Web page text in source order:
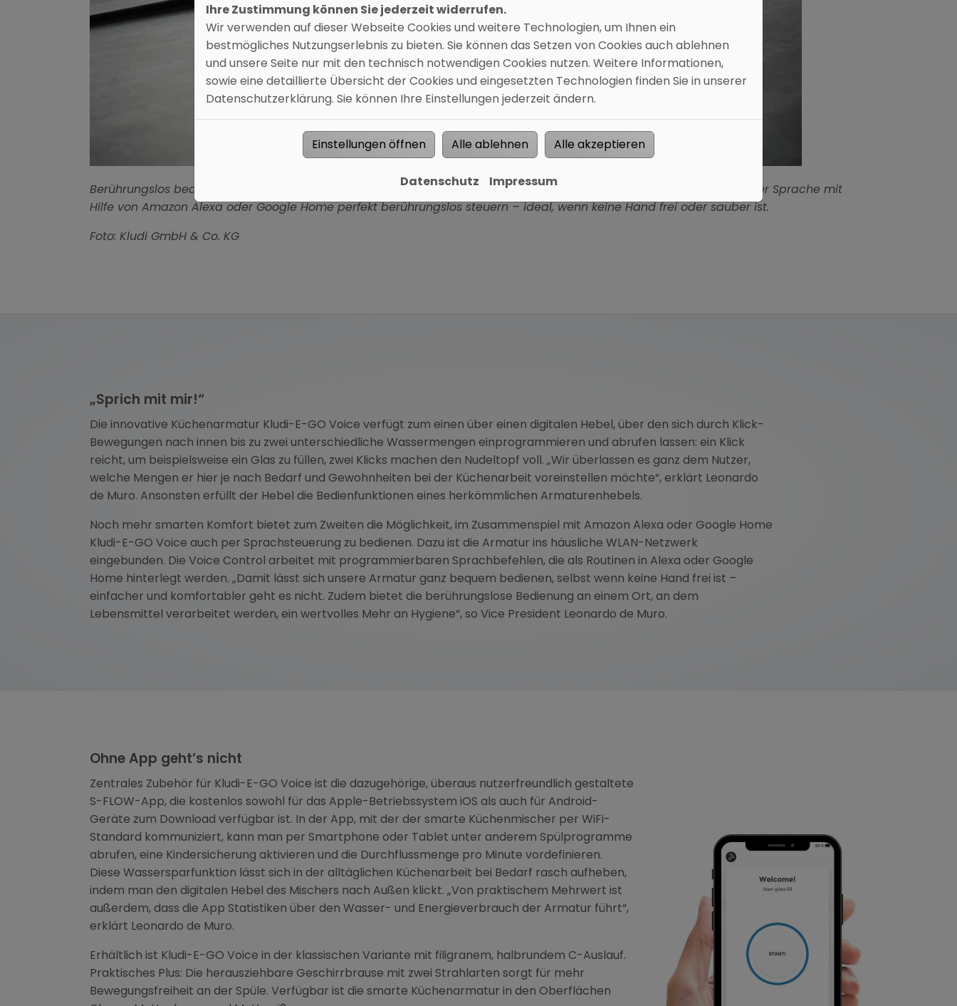
Berührungslos bedienen per Sprachbefehl: Eingebunden ins heimische WLAN-Netzwerk, lässt sich Kludi-E-GO Voice per Sprache mit
Hilfe von Amazon Alexa oder Google Home perfekt berührungslos steuern – ideal, wenn keine Hand frei oder sauber ist.
Foto: Kludi GmbH & Co. KG
„Sprich mit mir!“
Die innovative Küchenarmatur Kludi-E-GO Voice verfügt zum einen über einen digitalen Hebel, über den sich durch Klick-
Bewegungen nach innen bis zu zwei unterschiedliche Wassermengen einprogrammieren und abrufen lassen: ein Klick
reicht, um beispielsweise ein Glas zu füllen, zwei Klicks machen den Nudeltopf voll. „Wir überlassen es ganz dem Nutzer,
welche Mengen er hier je nach Bedarf und Gewohnheiten bei der Küchenarbeit voreinstellen möchte“, erklärt Leonardo
de Muro. Ansonsten erfüllt der Hebel die Bedienfunktionen eines herkömmlichen Armaturenhebels.
Noch mehr smarten Komfort bietet zum Zweiten die Möglichkeit, im Zusammenspiel mit Amazon Alexa oder Google Home
Kludi-E-GO Voice auch per Sprachsteuerung zu bedienen. Dazu ist die Armatur ins häusliche WLAN-Netzwerk
eingebunden. Die Voice Control arbeitet mit programmierbaren Sprachbefehlen, die als Routinen in Alexa oder Google
Home hinterlegt werden. „Damit lässt sich unsere Armatur ganz bequem bedienen, selbst wenn keine Hand frei ist –
einfacher und komfortabler geht es nicht. Zudem bietet die berührungslose Bedienung an einem Ort, an dem
Lebensmittel verarbeitet werden, ein wertvolles Mehr an Hygiene“, so Vice President Leonardo de Muro.
Ohne App geht’s nicht
Zentrales Zubehör für Kludi-E-GO Voice ist die dazugehörige, überaus nutzerfreundlich gestaltete
S-FLOW-App, die kostenlos sowohl für das Apple-Betriebssystem iOS als auch für Android-
Geräte zum Download verfügbar ist. In der App, mit der der smarte Küchenmischer per WiFi-
Standard kommuniziert, kann man per Smartphone oder Tablet unter anderem Spülprogramme
abrufen, eine Kindersicherung aktivieren und die Durchflussmenge pro Minute vordefinieren.
Diese Wassersparfunktion lässt sich in der alltäglichen Küchenarbeit bei Bedarf rasch aufheben,
indem man den digitalen Hebel des Mischers nach Außen klickt. „Von praktischem Mehrwert ist
außerdem, dass die App Statistiken über den Wasser- und Energieverbrauch der Armatur führt“,
erklärt Leonardo de Muro.
Erhältlich ist Kludi-E-GO Voice in der klassischen Variante mit filigranem, halbrundem C-Auslauf.
Praktisches Plus: Die herausziehbare Geschirrbrause mit zwei Strahlarten sorgt für mehr
Bewegungsfreiheit an der Spüle. Verfügbar ist die smarte Küchenarmatur in den Oberflächen
Ihre Zustimmung können Sie jederzeit widerrufen.
Wir verwenden auf dieser Webseite Cookies und weitere Technologien, um Ihnen ein
bestmögliches Nutzungserlebnis zu bieten. Sie können das Setzen von Cookies auch ablehnen
und unsere Seite nur mit den technisch notwendigen Cookies nutzen. Weitere Informationen,
sowie eine detaillierte Übersicht der Cookies und eingesetzten Technologien finden Sie in unserer
Datenschutzerklärung. Sie können Ihre Einstellungen jederzeit ändern.
Einstellungen öffnen Alle ablehnen Alle akzeptieren
Datenschutz Impressum